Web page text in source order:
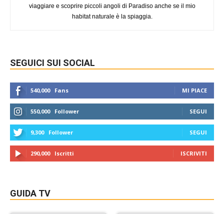
viaggiare e scoprire piccoli angoli di Paradiso anche se il mio
habitat naturale è la spiaggia.
SEGUICI SUI SOCIAL
540,000 Fans MI PIACE
550,000 Follower SEGUI
9,300 Follower SEGUI
290,000 Iscritti ISCRIVITI
GUIDA TV